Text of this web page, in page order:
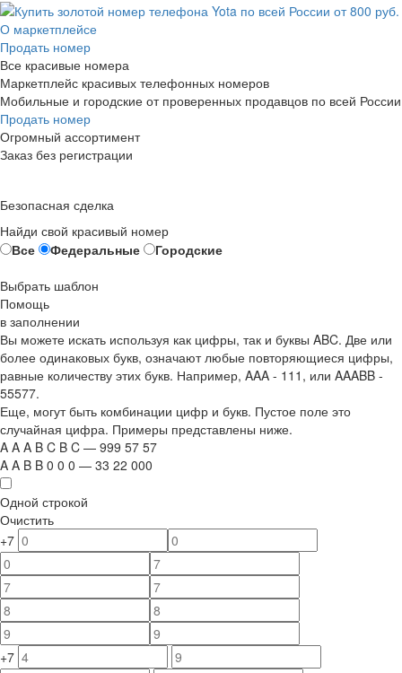
О маркетплейсе
Продать номер
Все красивые номера
Маркетплейс красивых телефонных номеров
Мобильные и городские от проверенных продавцов по всей России
Продать номер
Огромный ассортимент
Заказ без регистрации
Безопасная сделка
Найди свой красивый номер
Все
Федеральные
Городские
Выбрать шаблон
Помощь
в заполнении
Вы можете искать используя как цифры, так и буквы ABC. Две или
более одинаковых букв, означают любые повторяющиеся цифры,
равные количеству этих букв. Например, AAA - 111 , или AAABB -
55577.
Еще, могут быть комбинации цифр и букв. Пустое поле это
случайная цифра. Примеры представлены ниже.
A A A B C B C — 999 57 57
A A B B 0 0 0 — 33 22 000
Одной строкой
Очистить
+7
+7